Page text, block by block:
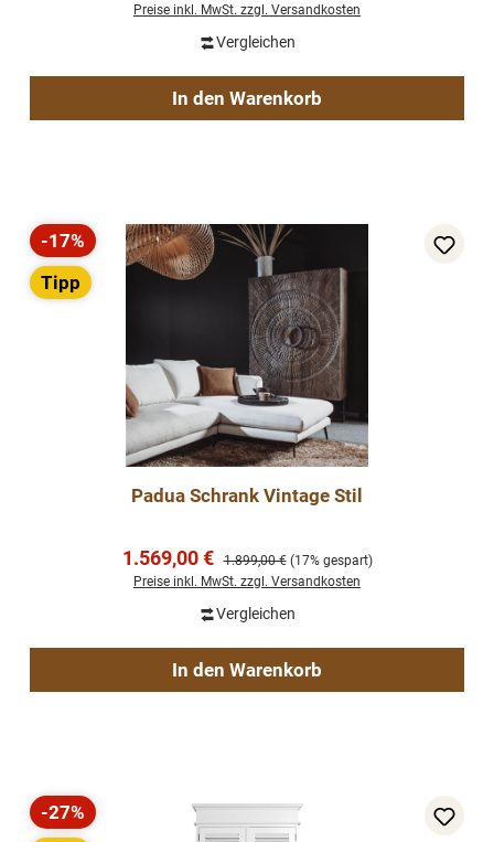
Preise inkl. MwSt. zzgl. Versandkosten
Vergleichen
In den Warenkorb
Rabatt
-17%
Tipp
Padua Schrank Vintage Stil
Verkaufspreis:
1.569,00 € Regulärer Preis:
1.899,00 € (17% gespart)
Preise inkl. MwSt. zzgl. Versandkosten
Vergleichen
In den Warenkorb
Rabatt
-27%